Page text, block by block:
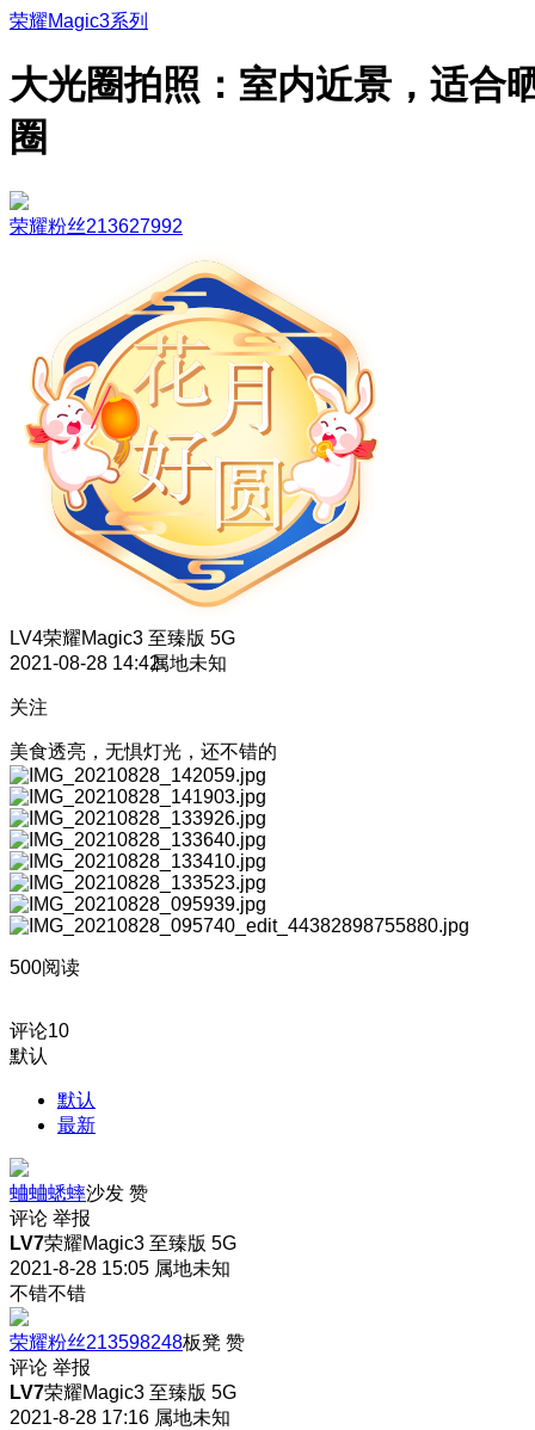
荣耀Magic3系列
大光圈拍照：室内近景，适合
圈
荣耀粉丝213627992
LV4荣耀Magic3 至臻版 5G
2021-08-28 14:42属地未知
关注
美食透亮，无惧灯光，还不错的
500阅读
评论10
默认
默认
最新
蛐蛐蟋蟀沙发 赞
评论 举报
LV7荣耀Magic3 至臻版 5G
2021-8-28 15:05 属地未知
不错不错
荣耀粉丝213598248板凳 赞
评论 举报
LV7荣耀Magic3 至臻版 5G
2021-8-28 17:16 属地未知